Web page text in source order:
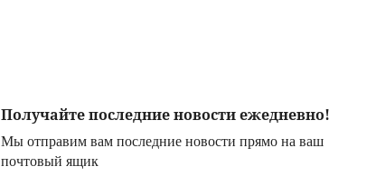
погибшей на пике
Победы
Получайте последние новости ежедневно!
Мы отправим вам последние новости прямо на ваш
почтовый ящик